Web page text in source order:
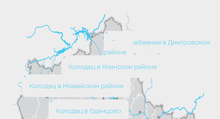
Колодец в Одинцово
Колодец в Клинском районе
Колодец в Можайском районе
Водоснабжение в Дмитровском
районе